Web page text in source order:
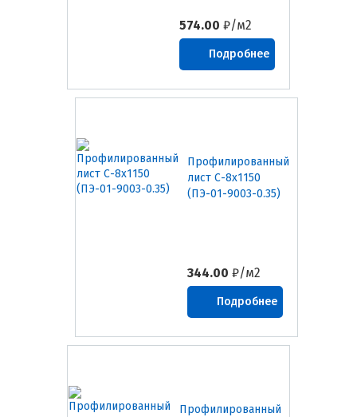
574.00 ₽/м2
Подробнее
Профилированный
лист С-8х1150
(ПЭ-01-9003-0.35)
344.00 ₽/м2
Подробнее
Профилированный